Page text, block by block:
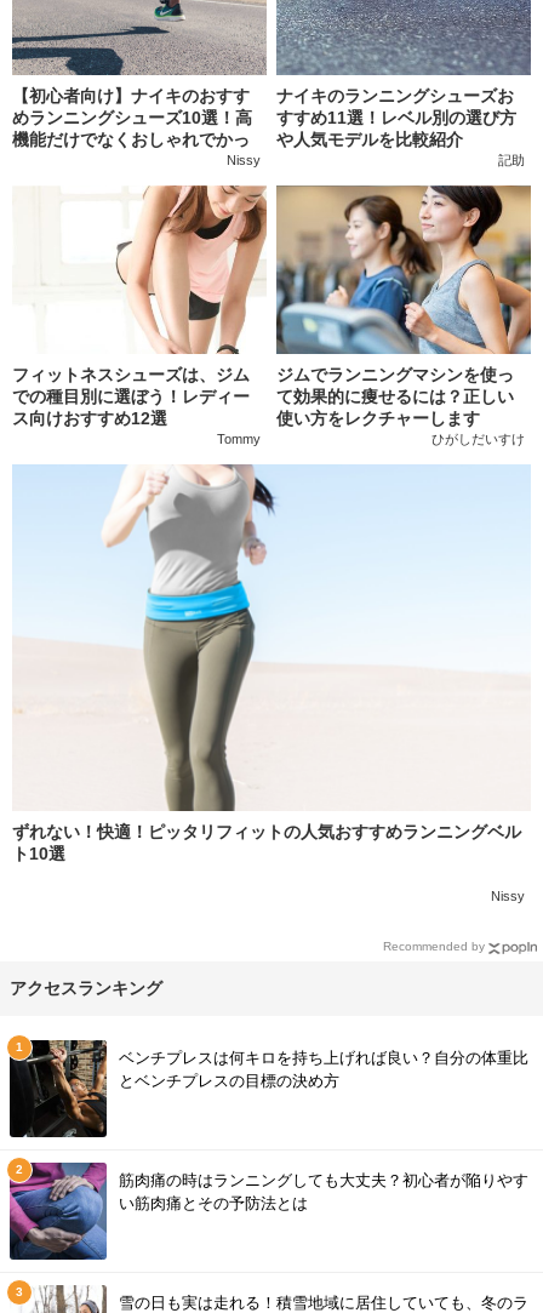
【初心者向け】ナイキのおすす
めランニングシューズ10選！高
機能だけでなくおしゃれでかっ
Nissy
ナイキのランニングシューズお
すすめ11選！レベル別の選び方
や人気モデルを比較紹介
記助
フィットネスシューズは、ジム
での種目別に選ぼう！レディー
ス向けおすすめ12選
Tommy
ジムでランニングマシンを使っ
て効果的に痩せるには？正しい
使い方をレクチャーします
ひがしだいすけ
ずれない！快適！ピッタリフィットの人気おすすめランニングベル
ト10選
Nissy
Recommended by
アクセスランキング
ベンチプレスは何キロを持ち上げれば良い？自分の体重比
とベンチプレスの目標の決め方
筋肉痛の時はランニングしても大丈夫？初心者が陥りやす
い筋肉痛とその予防法とは
雪の日も実は走れる！積雪地域に居住していても、冬のラ